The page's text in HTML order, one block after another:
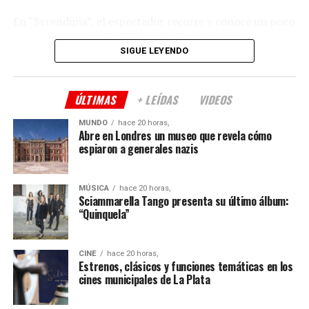
más sobre la historia de “Soy Rada” al mismo tiempo
que se divierte y emociona; disfruta de músicos en vivo
evidencia la madurez de un artista multifacético sin
límites. “Serendipia” atraviesa la vida deAgustín “Soy
Rada” Aristarány la de cada uno de los espectadores.
Acompañan a“Rada”en escenaCharly Palermo
y coros),Juanjo Gaspari
Vignati(batería).
Comparte esto:
SIGUE LEYENDO
ÚLTIMAS + LEÍDAS VIDEOS
MUNDO hace 20 horas,
Abre en Londres un museo que revela cómo
espiaron a generales nazis
MÚSICA hace 20 horas,
Sciammarella Tango presenta su último álbum:
“Quinquela”
CINE hace 20 horas,
Estrenos, clásicos y funciones temáticas en los
cines municipales de La Plata